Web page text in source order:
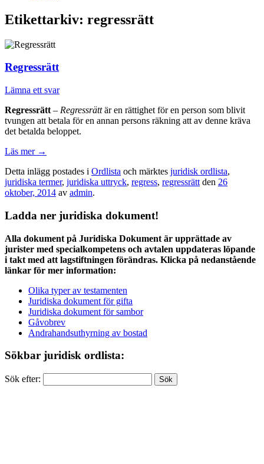
Etikettarkiv: regressrätt
Regressrätt
Lämna ett svar
Regressrätt – Regressrättär en rättighet för en person som blivit
tvungen att betala för en annan persons räkning att av denne kräva
det betalda beloppet.
Läs mer →
Detta inlägg postades i Ordlista och märktes juridisk ordlista,
juridiska termer, juridiska uttryck, regress, regressrätt den 26
oktober, 2014 av admin.
Ladda ner juridiska dokument!
Alla dokument på Juridiska Dokument är upprättade av
jurister med specialkompetens och avtalen uppdateras löpande
i takt med att lagstiftningen förändras. Klicka på nedanstående
länkar för mer information:
Olika typer av testamenten
Juridiska dokument för gifta
Juridiska dokument för sambor
Gåvobrev
Andrahandsuthyrning av bostad
Sökbar juridisk ordlista:
Sök efter: